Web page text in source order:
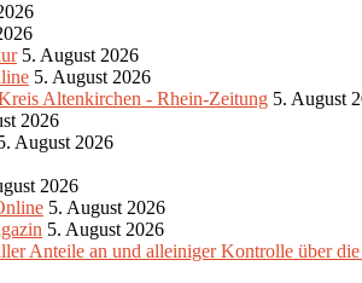
5. August 2026
5. August 2026
Altenkirchen - Rhein-Zeitung 5. August
2026
August 2026
2026
5. August 2026
5. August 2026
Anteile an und alleiniger Kontrolle über